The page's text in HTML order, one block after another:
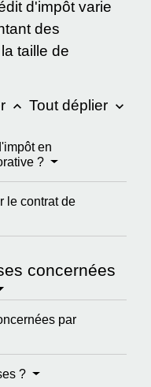
d'impôt varie
des
taille de
keyboard_arrow_up Tout déplier keyboard_arrow_down
en
?
le contrat de
concernées
par
?